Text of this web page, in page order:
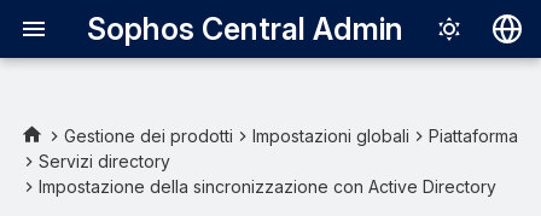
Sophos Central Admin
English
Español
Gestione dei prodotti Impostazioni globali
Piattaforma
Servizi directory
Impostazione della sincronizzazione con Active Directory